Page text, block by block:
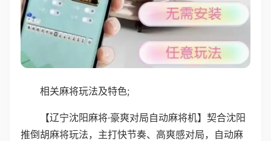
相关麻将玩法及特色;
【辽宁沈阳麻将·豪爽对局自动麻将机】契合沈阳
推倒胡麻将玩法，主打快节奏、高爽感对局，自动麻